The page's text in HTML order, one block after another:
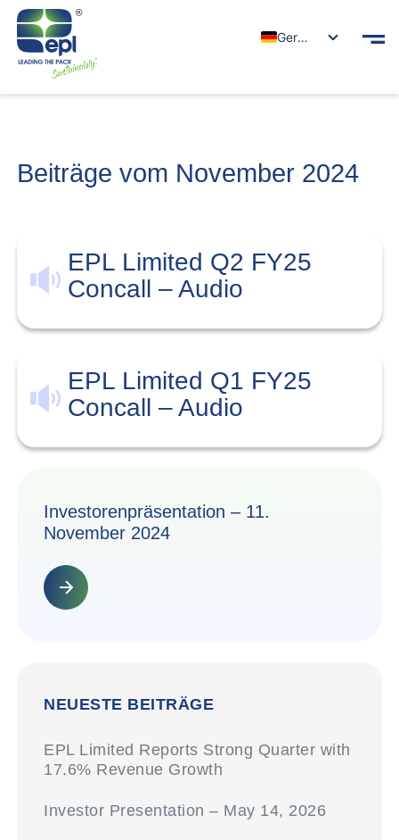
German
Beiträge vom November 2024
EPL Limited Q2 FY25
Concall – Audio
EPL Limited Q1 FY25
Concall – Audio
Investorenpräsentation – 11.
November 2024
NEUESTE BEITRÄGE
EPL Limited Reports Strong Quarter with
17.6% Revenue Growth
Investor Presentation – May 14, 2026